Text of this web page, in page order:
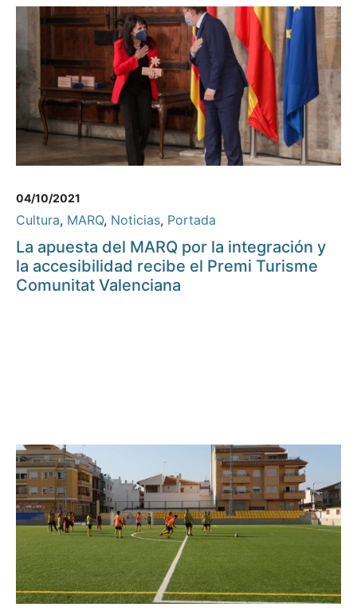
04/10/2021
Cultura, MARQ, Noticias, Portada
La apuesta del MARQ por la integración y
la accesibilidad recibe el Premi Turisme
Comunitat Valenciana